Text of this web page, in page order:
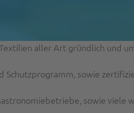
aller Art gründlich und
Schutzprogramm, sowie
sowie viele